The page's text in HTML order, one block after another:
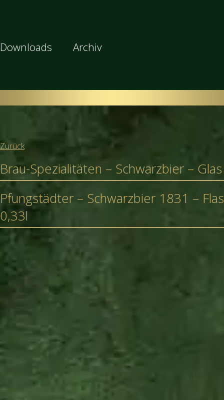
Downloads Archiv
Zurück
Brau-Spezialitäten – Schwarzbier – Glas
Pfungstädter – Schwarzbier 1831 –
0,33l